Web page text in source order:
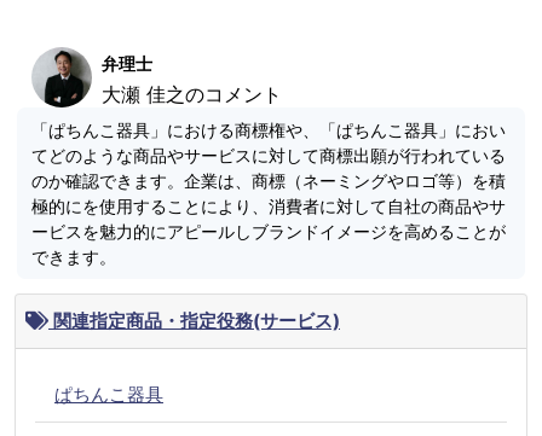
弁理士
大瀬 佳之のコメント
「ぱちんこ器具」における商標権や、「ぱちんこ器具」におい
てどのような商品やサービスに対して商標出願が行われている
のか確認できます。企業は、商標（ネーミングやロゴ等）を積
極的にを使用することにより、消費者に対して自社の商品やサ
ービスを魅力的にアピールしブランドイメージを高めることが
できます。
関連指定商品・指定役務(サービス)
ぱちんこ器具